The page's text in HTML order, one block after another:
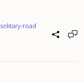
solitary-road